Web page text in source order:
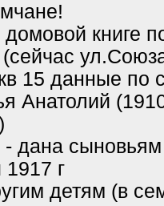
книге
15 данные по
Анатолий
дана
г
детям (в